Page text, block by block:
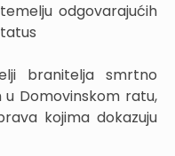
odgovarajućih
branitelja smrtno
Domovinskom ratu,
kojima dokazuju